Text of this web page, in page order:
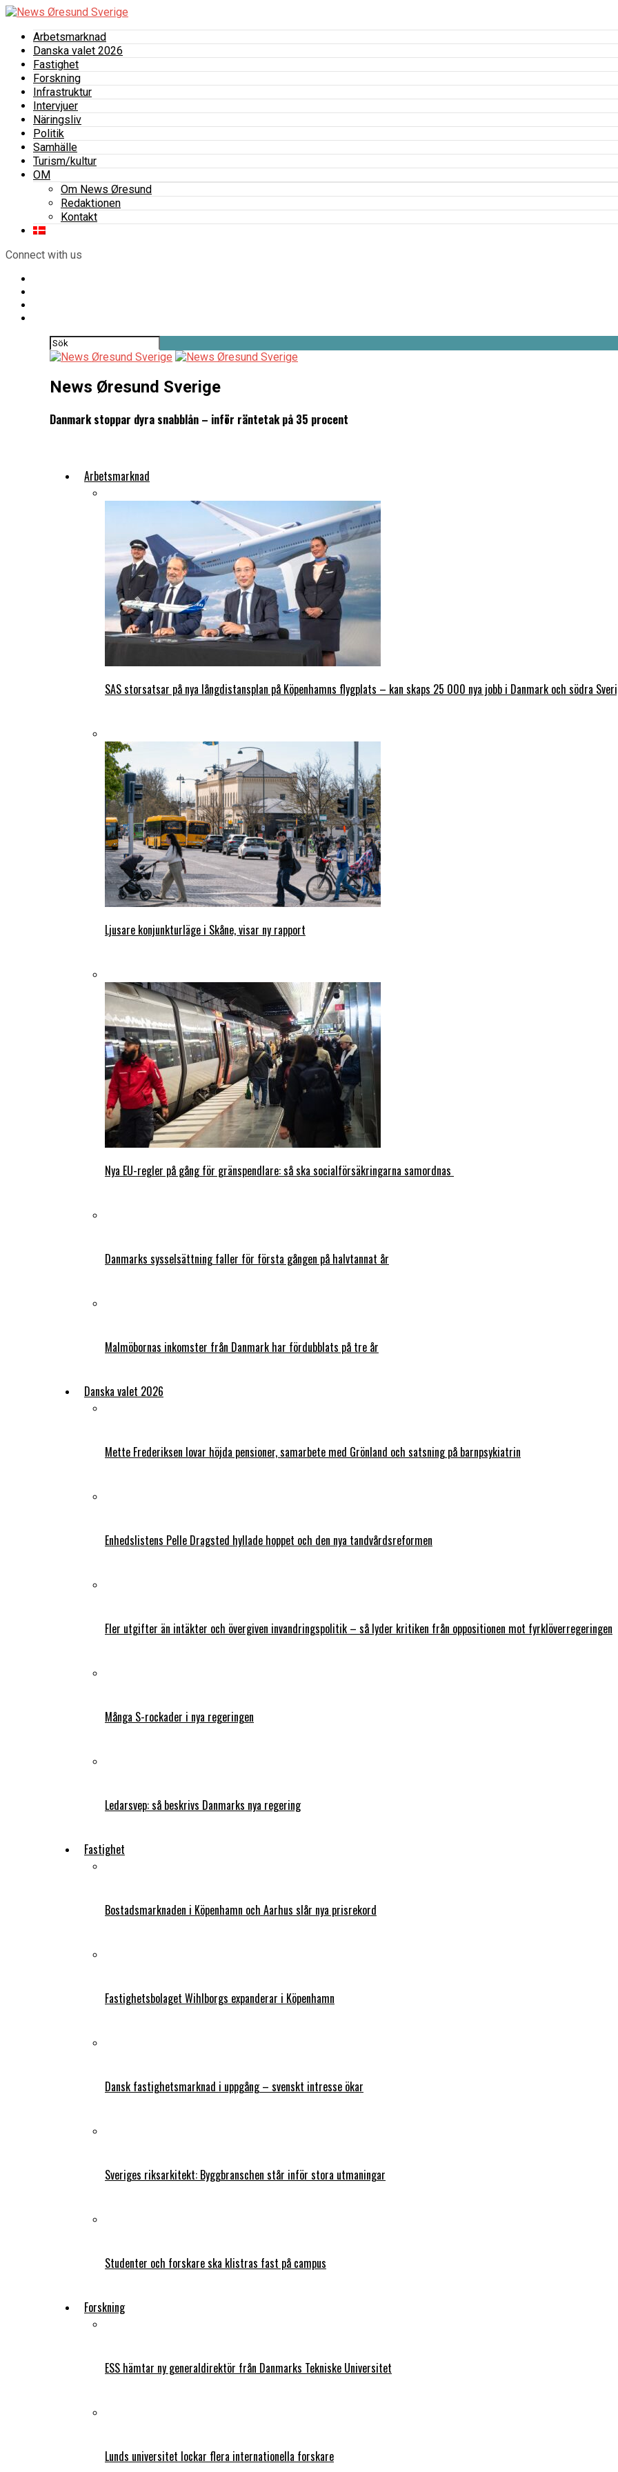
Arbetsmarknad
Danska valet 2026
Fastighet
Forskning
Infrastruktur
Intervjuer
Näringsliv
Politik
Samhälle
Turism/kultur
OM
Om News Øresund
Redaktionen
Kontakt
Connect with us
News Øresund Sverige
Danmark stoppar dyra snabblån – inför räntetak på 35 procent
Arbetsmarknad
SAS storsatsar på nya långdistansplan på Köpenhamns flygplats – kan skaps 25 000 nya jobb i Danmark och södra
Ljusare konjunkturläge i Skåne, visar ny rapport
Nya EU-regler på gång för gränspendlare: så ska socialförsäkringarna samordnas
Danmarks sysselsättning faller för första gången på halvtannat år
Malmöbornas inkomster från Danmark har fördubblats på tre år
Danska valet 2026
Mette Frederiksen lovar höjda pensioner, samarbete med Grönland och satsning på barnpsykiatrin
Enhedslistens Pelle Dragsted hyllade hoppet och den nya tandvårdsreformen
Fler utgifter än intäkter och övergiven invandringspolitik – så lyder kritiken från oppositionen mot fyrklöverregeringen
Många S-rockader i nya regeringen
Ledarsvep: så beskrivs Danmarks nya regering
Fastighet
Bostadsmarknaden i Köpenhamn och Aarhus slår nya prisrekord
Fastighetsbolaget Wihlborgs expanderar i Köpenhamn
Dansk fastighetsmarknad i uppgång – svenskt intresse ökar
Sveriges riksarkitekt: Byggbranschen står inför stora utmaningar
Studenter och forskare ska klistras fast på campus
Forskning
ESS hämtar ny generaldirektör från Danmarks Tekniske Universitet
Lunds universitet lockar flera internationella forskare